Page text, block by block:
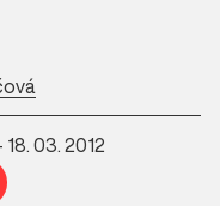
03. 2012